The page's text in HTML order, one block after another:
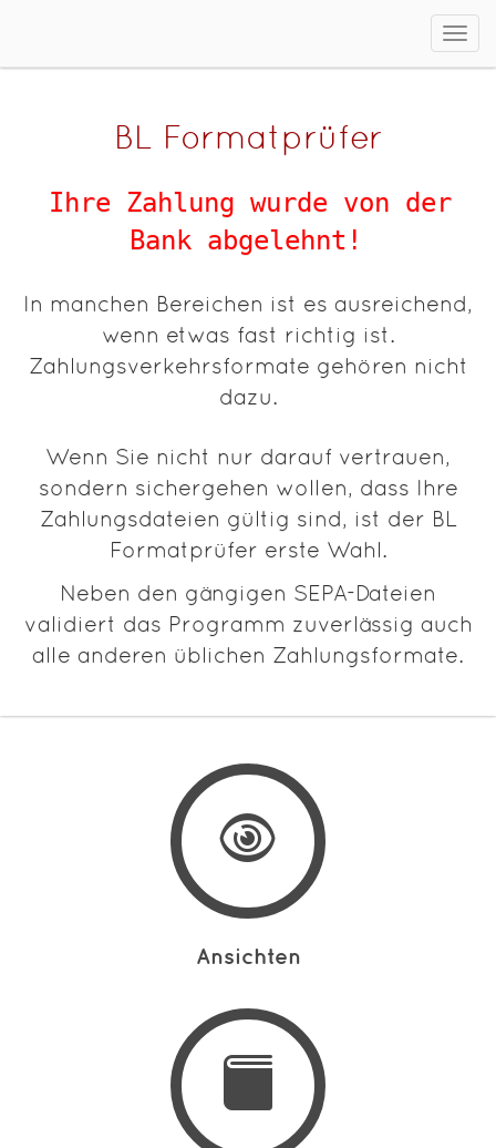
BL Formatprüfer
Ihre Zahlung wurde von der
Bank abgelehnt!
In manchen Bereichen ist es ausreichend,
wenn etwas fast richtig ist.
Zahlungsverkehrsformate gehören nicht
dazu.
Wenn Sie nicht nur darauf vertrauen,
sondern sichergehen wollen, dass Ihre
Zahlungsdateien gültig sind, ist der BL
Formatprüfer erste Wahl.
Neben den gängigen SEPA-Dateien
validiert das Programm zuverlässig auch
alle anderen üblichen Zahlungsformate.
Ansichten